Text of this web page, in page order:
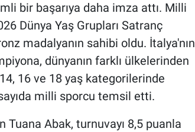
bir başarıya daha imza attı. Milli
Dünya Yaş Grupları Satranç
madalyanın sahibi oldu. İtalya'nın
dünyanın farklı ülkelerinden
16 ve 18 yaş kategorilerinde
milli sporcu temsil etti.
Tuana Abak, turnuvayı 8,5 puanla